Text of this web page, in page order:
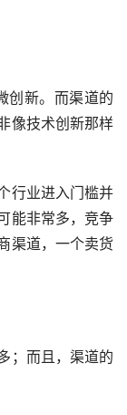
创新。而渠道的
像技术创新那样
行业进入门槛并
能非常多，竞争
渠道，一个卖货
；而且，渠道的